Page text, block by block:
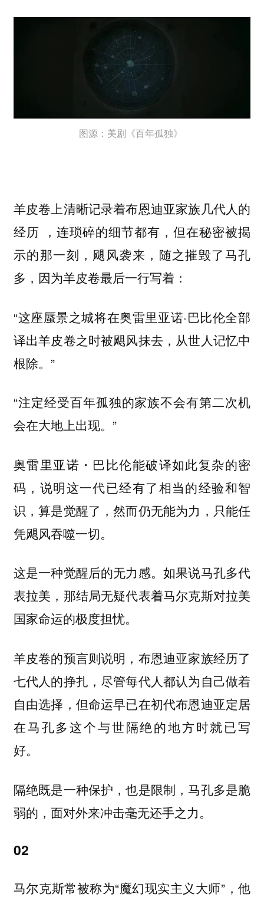
图源：美剧《百年孤独》
羊皮卷上清晰记录着布恩迪亚家族几代人的
经历 ，连琐碎的细节都有，但在秘密被揭
示的那一刻，飓风袭来，随之摧毁了马孔
多，因为羊皮卷最后一行写着：
“这座蜃景之城将在奥雷里亚诺·巴比伦全部
译出羊皮卷之时被飓风抹去，从世人记忆中
根除。”
“注定经受百年孤独的家族不会有第二次机
会在大地上出现。”
奥雷里亚诺・巴比伦能破译如此复杂的密
码，说明这一代已经有了相当的经验和智
识，算是觉醒了，然而仍无能为力，只能任
凭飓风吞噬一切。
这是一种觉醒后的无力感。如果说马孔多代
表拉美，那结局无疑代表着马尔克斯对拉美
国家命运的极度担忧。
羊皮卷的预言则说明，布恩迪亚家族经历了
七代人的挣扎，尽管每代人都认为自己做着
自由选择，但命运早已在初代布恩迪亚定居
在马孔多这个与世隔绝的地方时就已写
好。
隔绝既是一种保护，也是限制，马孔多是脆
弱的，面对外来冲击毫无还手之力。
02
马尔克斯常被称为“魔幻现实主义大师”，他